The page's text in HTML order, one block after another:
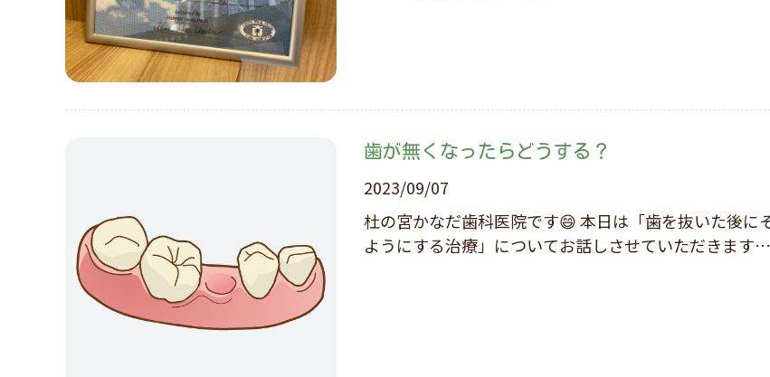
歯が無くなったらどうする？
2023/09/07
杜の宮かなだ歯科医院です😄 本日は「歯を抜いた後にその部分で再び噛める
ようにする治療」についてお話しさせていただきます…